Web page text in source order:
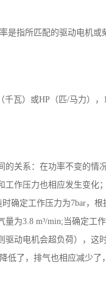
是指所匹配的驱动电机或
瓦）或HP（匹/马力），
的关系：在功率不变的情
工作压力也相应发生变化
确定工作压力为7bar，根
为3.8 m³/min;当确定工
驱动电机会超负荷），这
低了，排气也相应减少了